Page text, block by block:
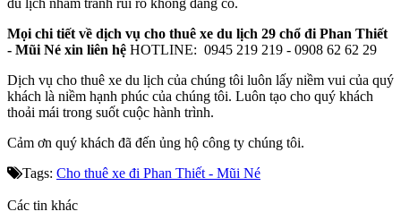
du lịch nhằm tránh rủi ro không đáng có.
Mọi chi tiết về dịch vụ cho thuê xe du lịch 29 chổ đi Phan Thiết
- Mũi Né xin liên hệ HOTLINE: 0945 219 219 - 0908 62 62 29
Dịch vụ cho thuê xe du lịch của chúng tôi luôn lấy niềm vui của quý
khách là niềm hạnh phúc của chúng tôi. Luôn tạo cho quý khách
thoải mái trong suốt cuộc hành trình.
Cảm ơn quý khách đã đến ủng hộ công ty chúng tôi.
Tags: Cho thuê xe đi Phan Thiết - Mũi Né
Các tin khác